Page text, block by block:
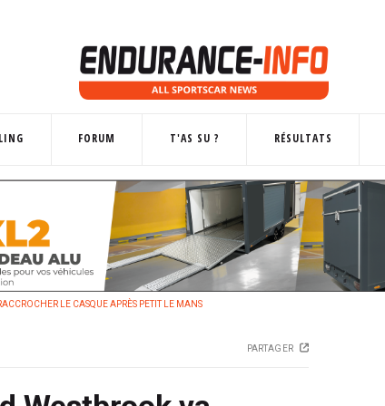
FORUM T'AS SU ? RÉSULTATS
LE CASQUE APRÈS PETIT LE MANS
PARTAGER